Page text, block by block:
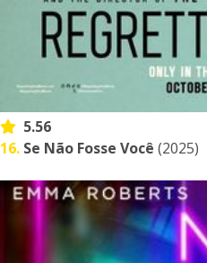
5.56
16. Se Não Fosse Você (2025)